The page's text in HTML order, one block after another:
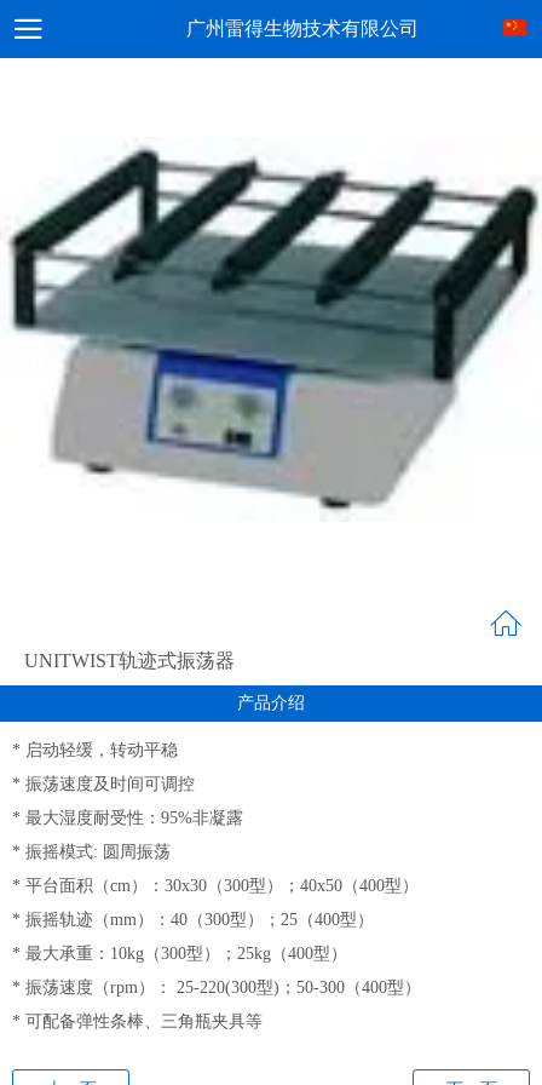
广州雷得生物技术有限公司
UNITWIST轨迹式振荡器
产品介绍
* 启动轻缓，转动平稳
* 振荡速度及时间可调控
* 最大湿度耐受性：95%非凝露
* 振摇模式: 圆周振荡
* 平台面积（cm）：30x30（300型）；40x50（400型）
* 振摇轨迹（mm）：40（300型）；25（400型）
* 最大承重：10kg（300型）；25kg（400型）
* 振荡速度（rpm）： 25-220(300型)；50-300（400型）
* 可配备弹性条棒、三角瓶夹具等